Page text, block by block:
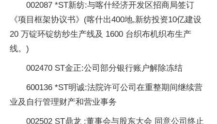
002087 *ST新纺:与喀什经济开发区招商局签订
《项目框架协议书》(喀什出400地,新纺投资10亿建设
20 万锭环锭纺纱生产线及 1600 台织布机织布生产
线。)
002470 ST金正:公司部分银行账户解除冻结
600136 *ST明诚:法院许可公司在重整期间继续营
业及自行管理财产和营业事务
002502 ST鼎龙 :董事会与股东大会 同意公司终止